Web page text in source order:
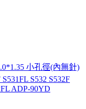
小孔徑(內無針)
S532 S532F
ADP-90YD